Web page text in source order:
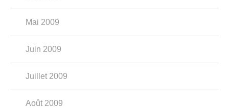
Mai 2009
Juin 2009
Juillet 2009
Août 2009